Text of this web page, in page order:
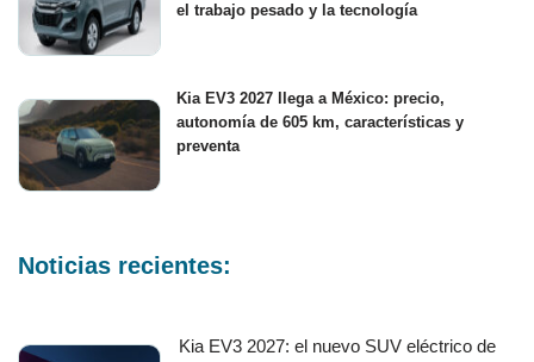
el trabajo pesado y la tecnología
Kia EV3 2027 llega a México: precio,
autonomía de 605 km, características y
preventa
Noticias recientes:
Kia EV3 2027: el nuevo SUV eléctrico de